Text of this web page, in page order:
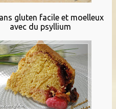
gluten facile et moelleux
avec du psyllium